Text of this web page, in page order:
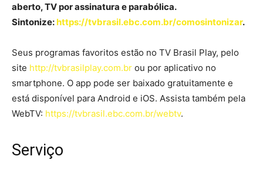
aberto, TV por assinatura e parabólica.
Sintonize:https://tvbrasil.ebc.com.br/comosintonizar.
Seus programas favoritos estão no TV Brasil Play, pelo
site http://tvbrasilplay.com.br ou por aplicativo no
smartphone. O app pode ser baixado gratuitamente e
está disponível para Android e iOS. Assista também pela
WebTV: https://tvbrasil.ebc.com.br/webtv.
Serviço